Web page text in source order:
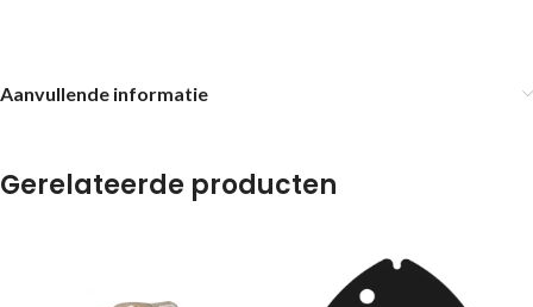
Aanvullende informatie
Gerelateerde producten